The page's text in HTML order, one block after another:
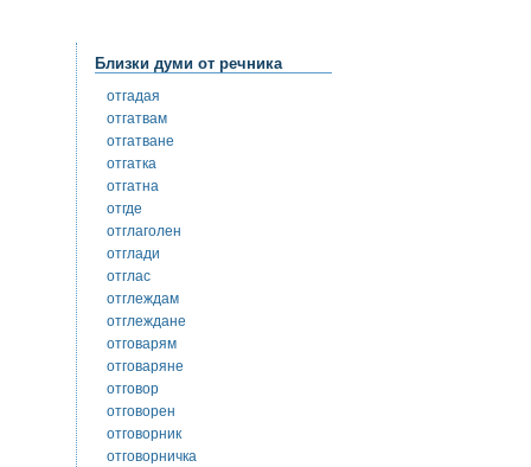
Близки думи от речника
отгадая
отгатвам
отгатване
отгатка
отгатна
отгде
отглаголен
отглади
отглас
отглеждам
отглеждане
отговарям
отговаряне
отговор
отговорен
отговорник
отговорничка